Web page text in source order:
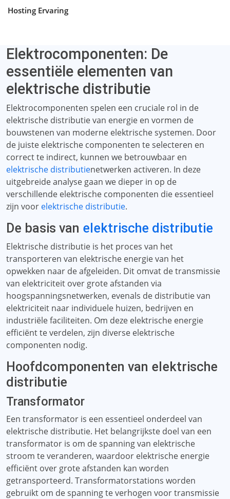
Hosting Ervaring
Elektrocomponenten: De
essentiële elementen van
elektrische distributie
Elektrocomponenten spelen een cruciale rol in de
elektrische distributie van energie en vormen de
bouwstenen van moderne elektrische systemen. Door
de juiste elektrische componenten te selecteren en
correct te indirect, kunnen we betrouwbaar en
elektrische distributienetwerken activeren. In deze
uitgebreide analyse gaan we dieper in op de
verschillende elektrische componenten die essentieel
zijn voor elektrische distributie.
De basis van elektrische distributie
Elektrische distributie is het proces van het
transporteren van elektrische energie van het
opwekken naar de afgeleiden. Dit omvat de transmissie
van elektriciteit over grote afstanden via
hoogspanningsnetwerken, evenals de distributie van
elektriciteit naar individuele huizen, bedrijven en
industriële faciliteiten. Om deze elektrische energie
efficiënt te verdelen, zijn diverse elektrische
componenten nodig.
Hoofdcomponenten van elektrische
distributie
Transformator
Een transformator is een essentieel onderdeel van
elektrische distributie. Het belangrijkste doel van een
transformator is om de spanning van elektrische
stroom te veranderen, waardoor elektrische energie
efficiënt over grote afstanden kan worden
getransporteerd. Transformatorstations worden
gebruikt om de spanning te verhogen voor transmissie